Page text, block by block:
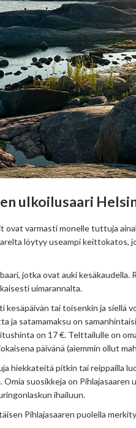
ulkoilusaari
ovat varmasti monelle tuttuja
löytyy useampi keittokatos,
jotka ovat auki kesäkaudella.
uimarannalta.
kesäpäivän tai toisenkin ja
ja satamamaksu on
on 17 €. Telttailulle on
päivänä (aiemmin ollut
hiekkateitä pitkin tai reippailla
Omia suosikkeja on
ihailuun.
Pihlajasaaren puolella